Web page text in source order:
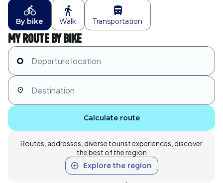
By bike Walk Transportation
My route by bike
Calculate route
Routes, addresses, diverse tourist experiences, discover
the best of the region
Explore the region